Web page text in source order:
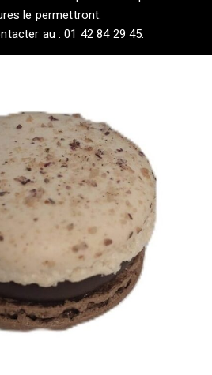
le permettront.
au : 01 42 84 29 45.